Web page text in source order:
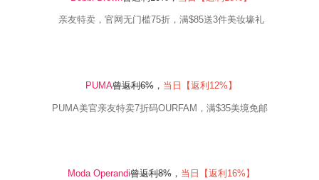
亲友特卖，官网无门槛75折，满$85送3件美妆壕礼
PUMA曾返利6%， 当日【返利12% 】
PUMA美官亲友特卖7折码OURFAM，满$35美境免邮
Moda Operandi曾返利8%， 当日【返利16% 】